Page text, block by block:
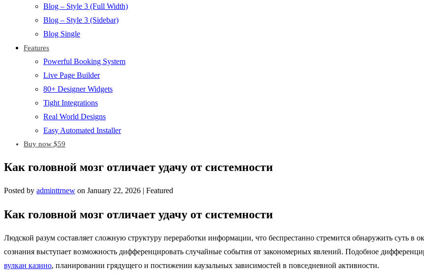
Blog – Style 3 (Full Width)
Blog – Style 3 (Sidebar)
Blog Single
Features
Powerful Booking System
Live Page Builder
80+ Designer Widgets
Tight Integrations
Real World Designs
Easy Automated Installer
Buy now $59
Как головной мозг отличает удачу от системности
Posted by adminttrnew on January 22, 2026 | Featured
Как головной мозг отличает удачу от системности
Людской разум составляет сложную структуру переработки информации, что беспрестанно стремится обнаружить суть
сознания выступает возможность дифференцировать случайные события от закономерных явлений. Подобное
вулкан казино, планировании грядущего и постижении каузальных зависимостей в повседневной активности.